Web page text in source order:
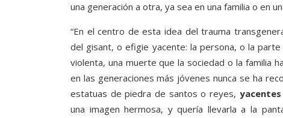
una generación a otra, ya sea en una familia o en
“En el centro de esta idea del trauma
del gisant, o efigie yacente: la persona, o la
violenta, una muerte que la sociedad o la familia
en las generaciones más jóvenes nunca se ha
estatuas de piedra de santos o reyes,
una imagen hermosa, y quería llevarla a la